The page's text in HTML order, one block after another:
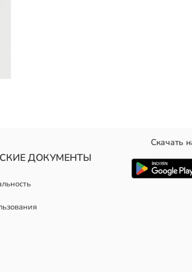
машин. Манжеты рукавов и нижний край
ДОКУМЕНТЫ
Скачать